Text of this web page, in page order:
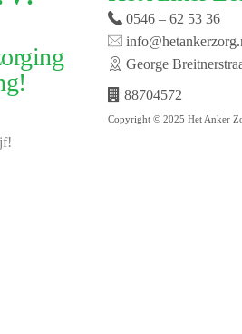
0546 – 62 53 36
George
88704572
Copyright © 2025 Het Anker